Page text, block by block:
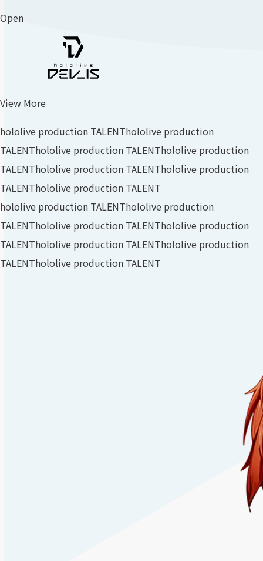
Open
View More
hololive production TALENThololive production
TALENThololive production TALENThololive production
TALENThololive production TALENThololive production
TALENThololive production TALENT
hololive production TALENThololive production
TALENThololive production TALENThololive production
TALENThololive production TALENThololive production
TALENThololive production TALENT